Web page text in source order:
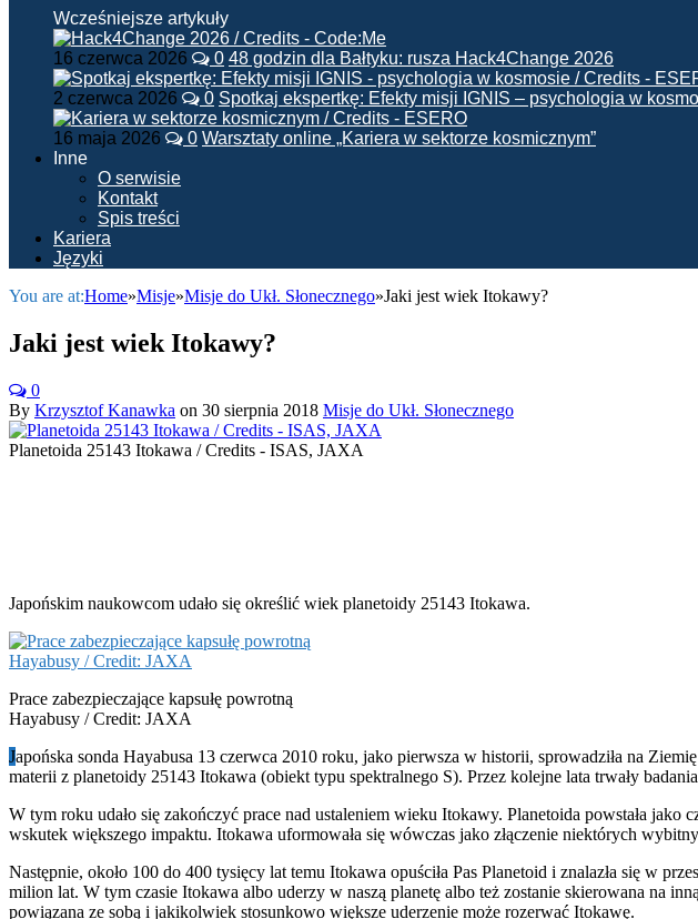
Wcześniejsze artykuły
16 czerwca 2026 0 48 godzin dla Bałtyku: rusza Hack4Change 2026
2 czerwca 2026 0 Spotkaj ekspertkę: Efekty misji IGNIS – psychologia w
16 maja 2026 0 Warsztaty online „Kariera w sektorze kosmicznym”
Inne
O serwisie
Kontakt
Spis treści
Kariera
Języki
You are at:Home»Misje»Misje do Ukł. Słonecznego»Jaki jest wiek Itokawy?
Jaki jest wiek Itokawy?
0
By Krzysztof Kanawka on 30 sierpnia 2018 Misje do Ukł. Słonecznego
Planetoida 25143 Itokawa / Credits - ISAS, JAXA
Japońskim naukowcom udało się określić wiek planetoidy 25143 Itokawa.
Prace zabezpieczające kapsułę powrotną
Hayabusy / Credit: JAXA
Japońska sonda Hayabusa 13 czerwca 2010 roku, jako pierwsza w historii, sprowadziła na
materii z planetoidy 25143 Itokawa (obiekt typu spektralnego S). Przez kolejne lata trwały
W tym roku udało się zakończyć prace nad ustaleniem wieku Itokawy. Planetoida powstała jako
wskutek większego impaktu. Itokawa uformowała się wówczas jako złączenie niektórych
Następnie, około 100 do 400 tysięcy lat temu Itokawa opuściła Pas Planetoid i znalazła się w
milion lat. W tym czasie Itokawa albo uderzy w naszą planetę albo też zostanie skierowana na
powiązana ze sobą i jakikolwiek stosunkowo większe uderzenie może rozerwać Itokawę.